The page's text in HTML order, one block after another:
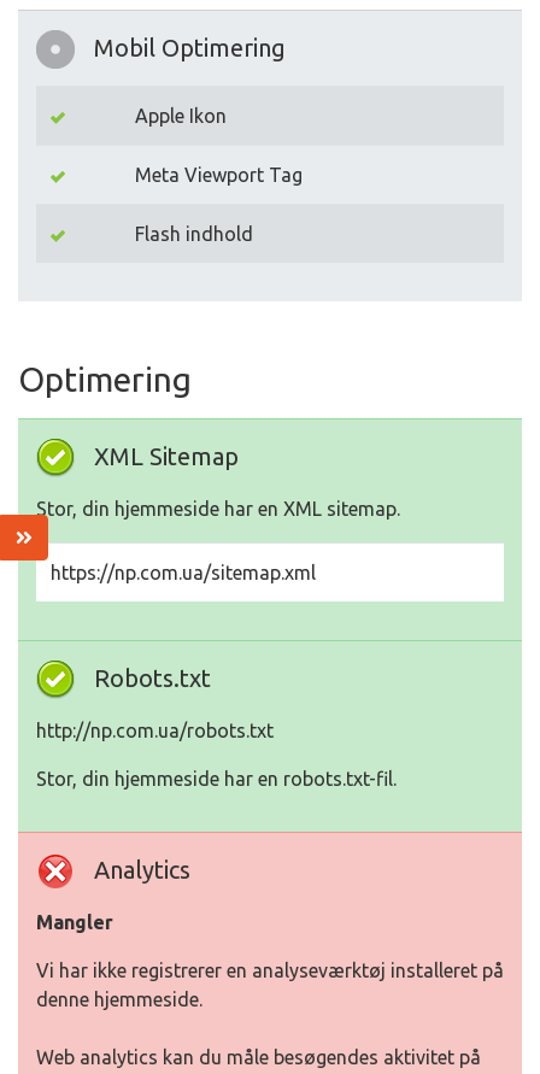
Mobil Optimering
Apple Ikon
Meta Viewport Tag
Flash indhold
Optimering
XML Sitemap
Stor, din hjemmeside har en XML sitemap.
https://np.com.ua/sitemap.xml
Robots.txt
http://np.com.ua/robots.txt
Stor, din hjemmeside har en robots.txt-fil.
Analytics
Mangler
Vi har ikke registrerer en analyseværktøj installeret på
denne hjemmeside.
Web analytics kan du måle besøgendes aktivitet på